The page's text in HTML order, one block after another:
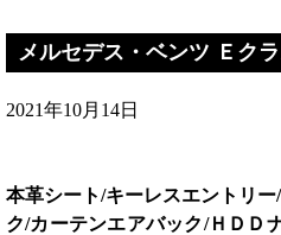
メルセデス・ベンツ Ｅクラ
2021年10月14日
本革シート/キーレスエントリ
ク/カーテンエアバック/ＨＤＤ